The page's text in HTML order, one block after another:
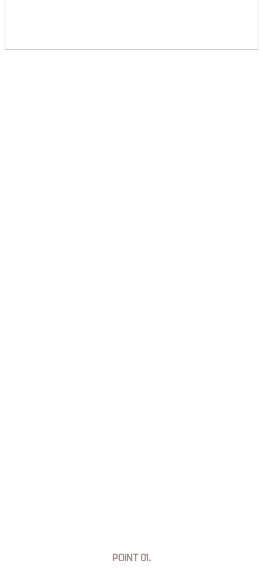
POINT 01.